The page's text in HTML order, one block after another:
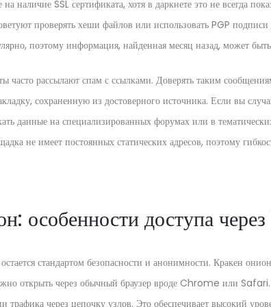
наличие SSL сертификата, хотя в даркнете это не всегда
проверять хеши файлов или использовать PGP
поэтому информация, найденная месяц назад, может
часто рассылают спам с ссылками. Доверять таким
сохраненную из достоверного источника. Если вы
данные на специализированных форумах или в
не имеет постоянных статических адресов, поэтому
особенности доступа
стандартом безопасности и анонимности. Кракен
открыть через обычный браузер вроде Chrome или Safari.
трафика через цепочку узлов. Это обеспечивает высокий